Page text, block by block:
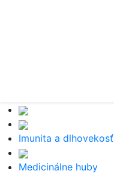
Imunita a dlhovekosť
Medicinálne huby